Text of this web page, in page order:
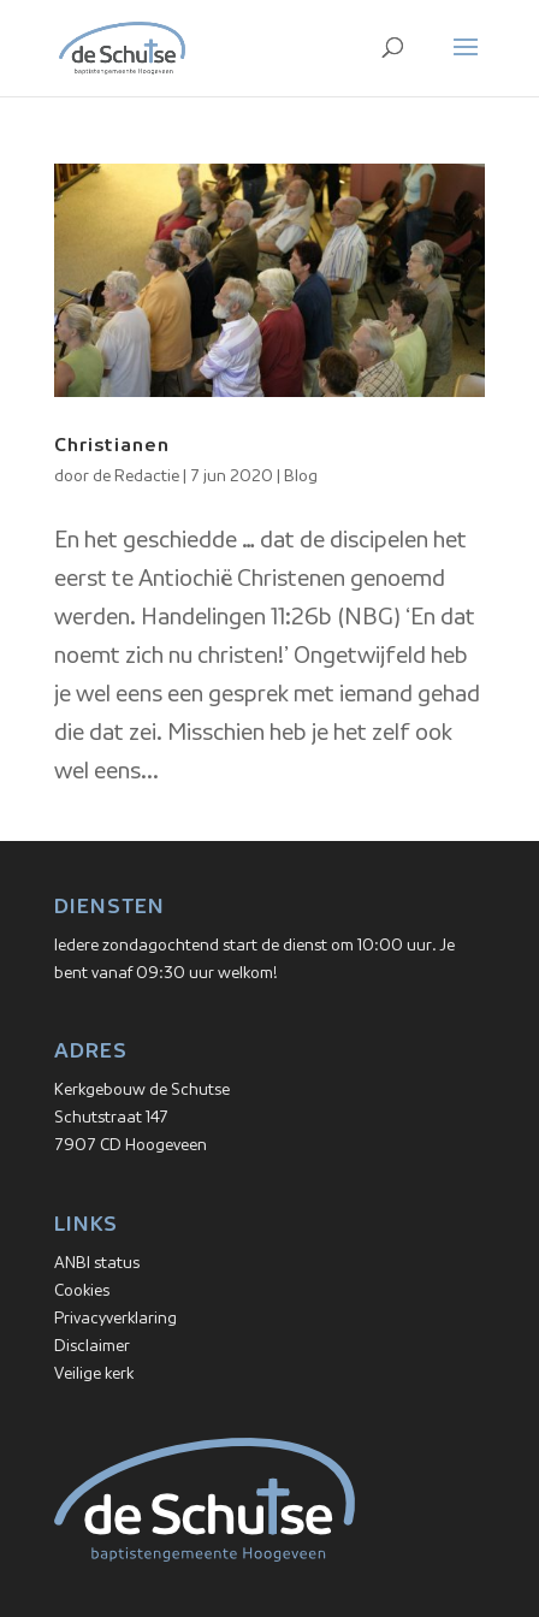
Christianen
door de Redactie| 7 jun 2020 Blog
En het geschiedde … dat de discipelen het
eerst te Antiochië Christenen genoemd
werden. Handelingen 11:26b (NBG) ‘En dat
noemt zich nu christen!’ Ongetwijfeld heb
je wel eens een gesprek met iemand gehad
die dat zei. Misschien heb je het zelf ook
wel eens...
DIENSTEN
Iedere zondagochtend start de dienst om 10:00 uur. Je
bent vanaf 09:30 uur welkom!
ADRES
Kerkgebouw de Schutse
Schutstraat 147
7907 CD Hoogeveen
LINKS
ANBI status
Cookies
Privacyverklaring
Disclaimer
Veilige kerk